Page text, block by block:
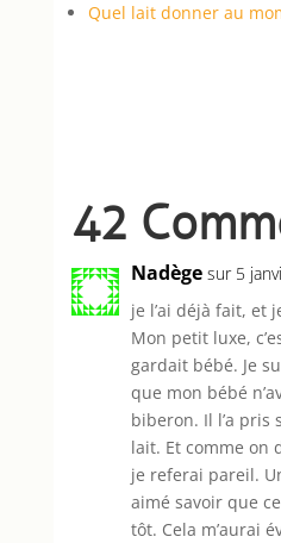
Quel lait donner au
42
Nadège sur 5
je l’ai déjà fait, et
Mon petit luxe,
gardait bébé. Je
que mon bébé
biberon. Il l’a pris
lait. Et comme on
je referai pareil.
aimé savoir que
tôt. Cela m’aurai